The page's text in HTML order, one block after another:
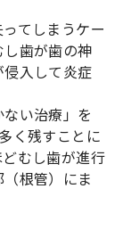
てしまうケー
歯が歯の神
入して炎症
い治療」を
く残すことに
むし歯が進行
根管）にま